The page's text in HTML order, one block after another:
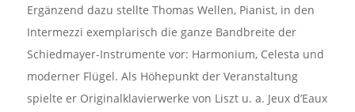
Ergänzend dazu stellte Thomas Wellen, Pianist, in den
Intermezzi exemplarisch die ganze Bandbreite der
Schiedmayer-Instrumente vor: Harmonium, Celesta und
moderner Flügel. Als Höhepunkt der Veranstaltung
spielte er Originalklavierwerke von Liszt u. a. Jeux d’Eaux